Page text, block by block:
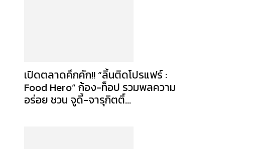
เปิดตลาดคึกคัก!! “ลิ้นติดโปรแฟร์ :
Food Hero” ก้อง-ท็อป รวมพลความ
อร่อย ชวน จูดี้-จารุกิตติ์...